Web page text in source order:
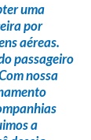
uma
por
aéreas.
passageiro
nossa
a